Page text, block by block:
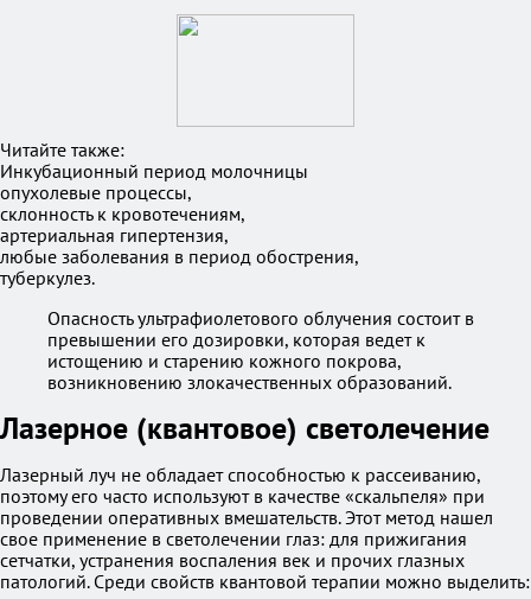
Читайте также:
Инкубационный период молочницы
опухолевые процессы,
склонность к кровотечениям,
артериальная гипертензия,
любые заболевания в период обострения,
туберкулез.
Опасность ультрафиолетового облучения состоит в
превышении его дозировки, которая ведет к
истощению и старению кожного покрова,
возникновению злокачественных образований.
Лазерное (квантовое) светолечение
Лазерный луч не обладает способностью к рассеиванию,
поэтому его часто используют в качестве «скальпеля» при
проведении оперативных вмешательств. Этот метод нашел
свое применение в светолечении глаз: для прижигания
сетчатки, устранения воспаления век и прочих глазных
патологий. Среди свойств квантовой терапии можно выделить: